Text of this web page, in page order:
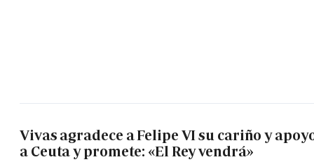
Vivas agradece a Felipe VI su cariño y
a Ceuta y promete: «El Rey vendrá»